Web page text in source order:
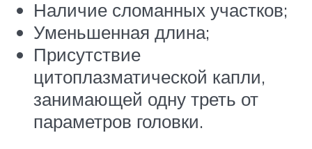
Наличие сломанных участков;
Уменьшенная длина;
Присутствие
цитоплазматической капли,
занимающей одну треть от
параметров головки.